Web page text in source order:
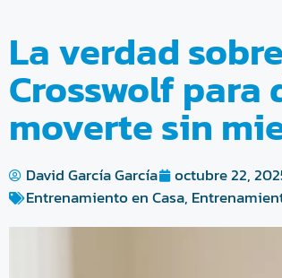
La verdad
Crosswolf
moverte sin
David García García
octubre 22,
Entrenamiento en Casa,